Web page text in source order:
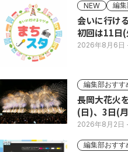
NEW 編
会いに行け
初回は11日
2026年8月6日
編集部おすす
長岡大花火
(日)、3日(
2026年8月2日
編集部おすす